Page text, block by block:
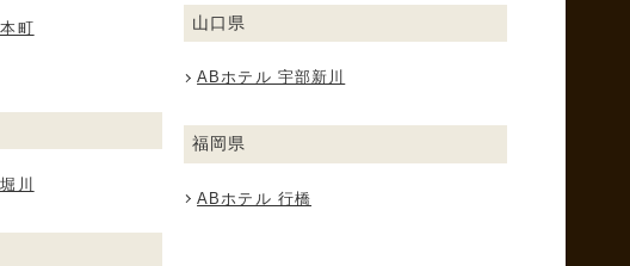
町
川
山口県
ABホテル 宇部新川
福岡県
ABホテル 行橋